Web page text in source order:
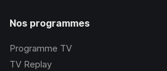
Nos programmes
Programme TV
TV Replay